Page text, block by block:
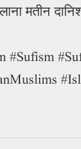
मतीन
#Sufism